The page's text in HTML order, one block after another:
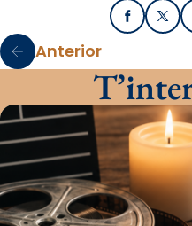
Facebook
X /
Anterior